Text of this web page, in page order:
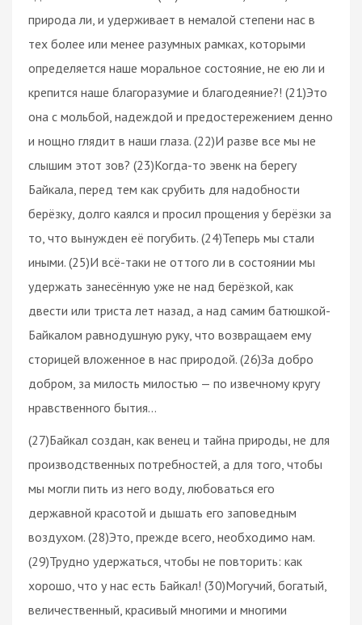
природа ли, и удерживает в немалой степени нас в
тех более или менее разумных рамках, которыми
определяется наше моральное состояние, не ею ли и
крепится наше благоразумие и благодеяние?! (21)Это
она с мольбой, надеждой и предостережением денно
и нощно глядит в наши глаза. (22)И разве все мы не
слышим этот зов? (23)Когда-то эвенк на берегу
Байкала, перед тем как срубить для надобности
берёзку, долго каялся и просил прощения у берёзки за
то, что вынужден её погубить. (24)Теперь мы стали
иными. (25)И всё-таки не оттого ли в состоянии мы
удержать занесённую уже не над берёзкой, как
двести или триста лет назад, а над самим батюшкой-
Байкалом равнодушную руку, что возвращаем ему
сторицей вложенное в нас природой. (26)За добро
добром, за милость милостью — по извечному кругу
нравственного бытия…
(27)Байкал создан, как венец и тайна природы, не для
производственных потребностей, а для того, чтобы
мы могли пить из него воду, любоваться его
державной красотой и дышать его заповедным
воздухом. (28)Это, прежде всего, необходимо нам.
(29)Трудно удержаться, чтобы не повторить: как
хорошо, что у нас есть Байкал! (30)Могучий, богатый,
величественный, красивый многими и многими